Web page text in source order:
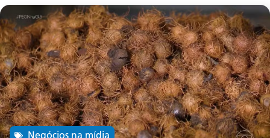
Negócios na mídia